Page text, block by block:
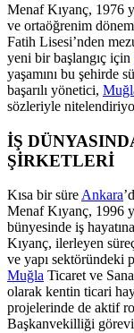
Menaf Kıyanç, 1976
ve ortaöğrenim
Fatih Lisesi’nden
yeni bir başlangıç için
yaşamını bu şehirde
başarılı yönetici,
sözleriyle
İŞ
ŞİRKETLERİ
Kısa bir süre Ankara
Menaf Kıyanç, 1996
bünyesinde iş
Kıyanç, ilerleyen
ve yapı sektöründeki
Muğla Ticaret ve
olarak kentin ticari
projelerinde de aktif
Başkanvekilliği